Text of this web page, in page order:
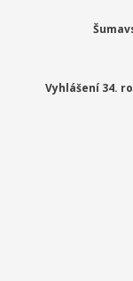
Vyhlášení 34.